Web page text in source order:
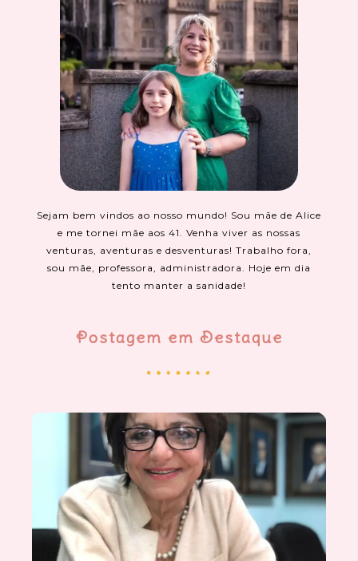
Sejam bem vindos ao nosso mundo! Sou mãe de Alice
e me tornei mãe aos 41. Venha viver as nossas
venturas, aventuras e desventuras! Trabalho fora,
sou mãe, professora, administradora. Hoje em dia
tento manter a sanidade!
Postagem em Destaque